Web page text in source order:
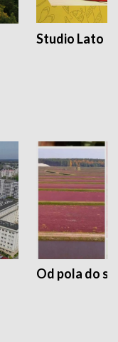
Studio Lato
Od pola do